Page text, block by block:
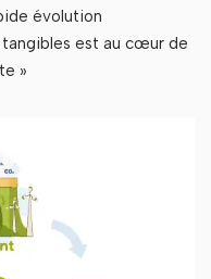
évolution
tangibles est au cœur de
»